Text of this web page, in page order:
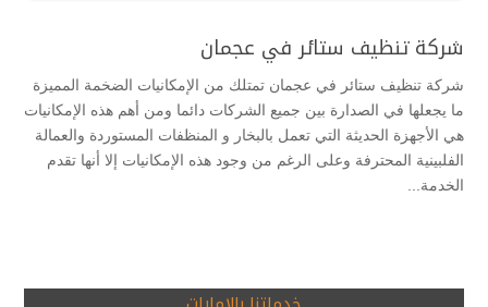
شركة تنظيف ستائر في عجمان
شركة تنظيف ستائر في عجمان تمتلك من الإمكانيات الضخمة المميزة
ما يجعلها في الصدارة بين جميع الشركات دائما ومن أهم هذه الإمكانيات
هي الأجهزة الحديثة التي تعمل بالبخار و المنظفات المستوردة والعمالة
الفلبينية المحترفة وعلى الرغم من وجود هذه الإمكانيات إلا أنها تقدم
الخدمة...